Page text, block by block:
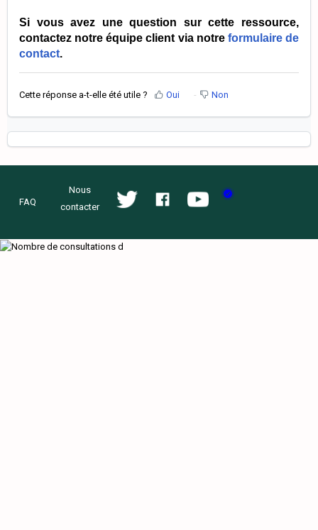
Si vous avez une question sur cette ressource,
contactez notre équipe client via notre formulaire de
contact.
Cette réponse a-t-elle été utile ? Oui Non
FAQ
Nous
contacter